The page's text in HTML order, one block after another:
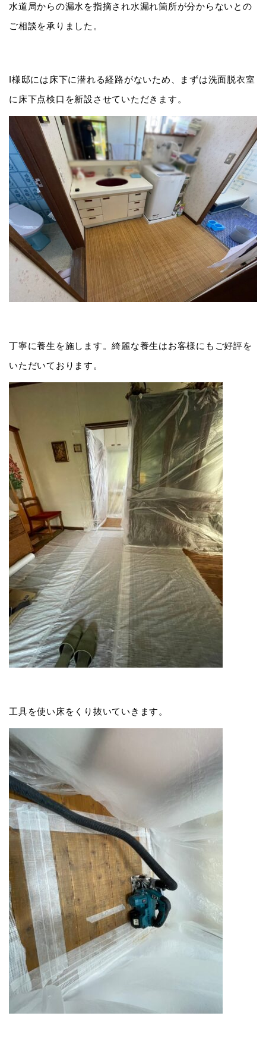
水道局からの漏水を指摘され水漏れ箇所が分からないとの
ご相談を承りました。
I様邸には床下に潜れる経路がないため、まずは洗面脱衣室
に床下点検口を新設させていただきます。
丁寧に養生を施します。綺麗な養生はお客様にもご好評を
いただいております。
工具を使い床をくり抜いていきます。